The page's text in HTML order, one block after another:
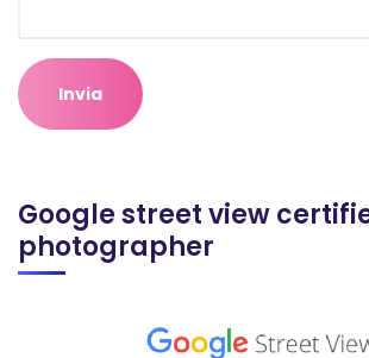
Google street view
photographer